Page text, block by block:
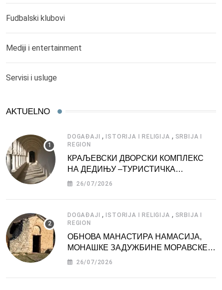
Fudbalski klubovi
Mediji i entertainment
Servisi i usluge
AKTUELNO
DOGAĐAJI ,ISTORIJA I RELIGIJA , SRBIJA I
REGION
КРАЉЕВСКИ ДВОРСКИ КОМПЛЕКС
НА ДЕДИЊУ –ТУРИСТИЧКА
АТРАКЦИЈА
26/07/2026
DOGAĐAJI ,ISTORIJA I RELIGIJA , SRBIJA I
REGION
ОБНОВА МАНАСТИРА НАМАСИЈА,
МОНАШКЕ ЗАДУЖБИНЕ МОРАВСКЕ
СРБИЈЕ
26/07/2026